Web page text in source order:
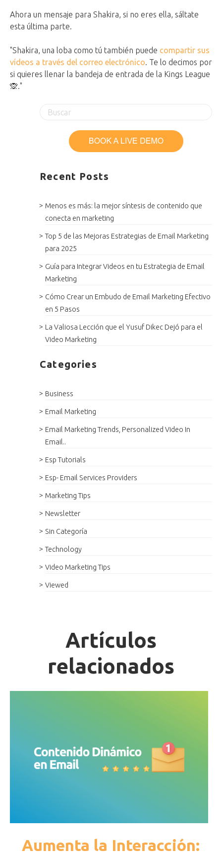
Ahora un mensaje para Shakira, si no eres ella, sáltate
esta última parte.
"Shakira, una loba como tú también puede compartir sus
vídeos a través del correo electrónico. Te lo decimos por
si quieres llenar la bandeja de entrada de la Kings League
🙊."
Recent Posts
Menos es más: la mejor síntesis de contenido que
conecta en marketing
Top 5 de las Mejoras Estrategias de Email Marketing
para 2025
Guía para Integrar Videos en tu Estrategia de Email
Marketing
Cómo Crear un Embudo de Email Marketing Efectivo
en 5 Pasos
La Valiosa Lección que el Yusuf Dikec Dejó para el
Video Marketing
Categories
Business
Email Marketing
Email Marketing Trends, Personalized Video In
Email..
Esp Tutorials
Esp- Email Services Providers
Marketing Tips
Newsletter
Sin Categoría
Technology
Video Marketing Tips
Viewed
Artículos
relacionados
Aumenta la Interacción: